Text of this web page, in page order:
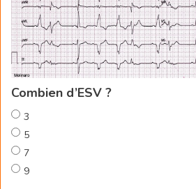
Combien d’ESV ?
3
5
7
9